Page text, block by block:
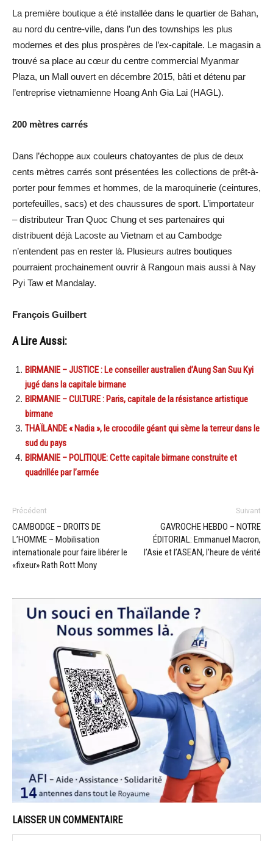
La première boutique a été installée dans le quartier de Bahan,
au nord du centre-ville, dans l’un des townships les plus
modernes et des plus prospères de l’ex-capitale. Le magasin a
trouvé sa place au cœur du centre commercial Myanmar
Plaza, un Mall ouvert en décembre 2015, bâti et détenu par
l’entreprise vietnamienne Hoang Anh Gia Lai (HAGL).
200 mètres carrés
Dans l’échoppe aux couleurs chatoyantes de plus de deux
cents mètres carrés sont présentées les collections de prêt-à-
porter pour femmes et hommes, de la maroquinerie (ceintures,
portefeuilles, sacs) et des chaussures de sport. L’importateur
– distributeur Tran Quoc Chung et ses partenaires qui
distribuent déjà Lacoste au Vietnam et au Cambodge
n’entendent pas en rester là. Plusieurs autres boutiques
pourraient prochainement ouvrir à Rangoun mais aussi à Nay
Pyi Taw et Mandalay.
François Guilbert
A Lire Aussi:
BIRMANIE – JUSTICE : Le conseiller australien d’Aung San Suu Kyi
jugé dans la capitale birmane
BIRMANIE – CULTURE : Paris, capitale de la résistance artistique
birmane
THAÏLANDE « Nadia », le crocodile géant qui sème la terreur dans le
sud du pays
BIRMANIE – POLITIQUE: Cette capitale birmane construite et
quadrillée par l’armée
Précédent
CAMBODGE – DROITS DE
L’HOMME – Mobilisation
internationale pour faire libérer le
«fixeur» Rath Rott Mony
Suivant
GAVROCHE HEBDO – NOTRE
ÉDITORIAL: Emmanuel Macron,
l’Asie et l’ASEAN, l’heure de vérité
LAISSER UN COMMENTAIRE